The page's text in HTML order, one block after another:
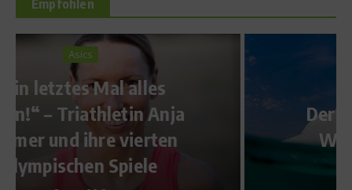
Empfohlen
Reise & Freizeit
Der Red Bull Wakeberg –
Wakeboarden auf Eis